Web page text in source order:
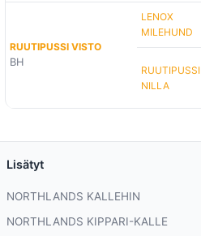
RUUTIPUSSI VISTO
BH
LENOX
MILEHUND
RUUTIPUSSI
NILLA
Lisätyt
NORTHLANDS KALLEHIN
NORTHLANDS KIPPARI-KALLE